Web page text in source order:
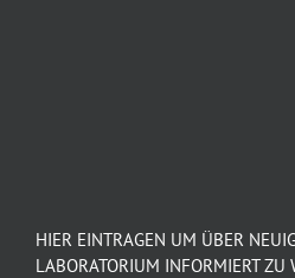
HIER EINTRAGEN UM ÜBER
LABORATORIUM INFORMIERT ZU